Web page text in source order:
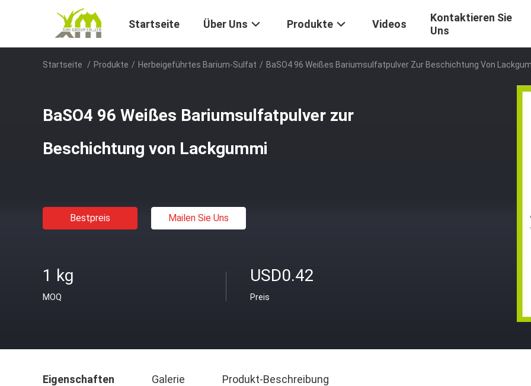
Startseite Über Uns Produkte Videos
Kontaktieren Sie
Uns
Startseite / Produkte / Herbeigeführtes Barium-Sulfat / BaSO4 96 Weißes Bariumsulfatpulver Zur Beschichtung Von
BaSO4 96 Weißes Bariumsulfatpulver zur
Beschichtung von Lackgummi
Bestpreis Mailen Sie Uns
1 kg
MOQ
USD0.42
Preis
Eigenschaften Galerie Produkt-Beschreibung